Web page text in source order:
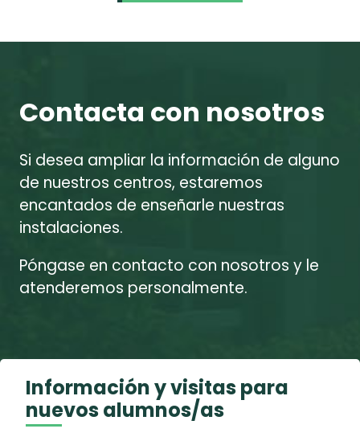
Contacta con nosotros
Si desea ampliar la información de alguno
de nuestros centros, estaremos
encantados de enseñarle nuestras
instalaciones.
Póngase en contacto con nosotros y le
atenderemos personalmente.
Información y visitas para
nuevos alumnos/as